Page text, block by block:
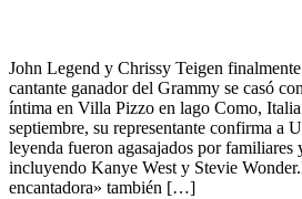
John Legend y Chrissy Teigen
cantante ganador del Grammy se casó
íntima en Villa Pizzo en lago Como,
septiembre, su representante confirma a
leyenda fueron agasajados por familiares
incluyendo Kanye West y Stevie
encantadora» también […]